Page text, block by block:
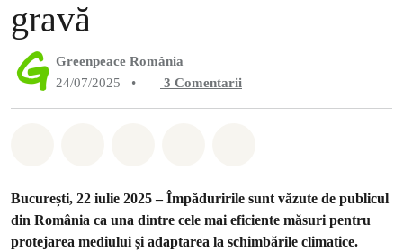
gravă
Greenpeace România
24/07/2025
• 3 Comentarii
București, 22 iulie 2025 – Împăduririle sunt văzute de publicul
din România ca una dintre cele mai eficiente măsuri pentru
protejarea mediului și adaptarea la schimbările climatice.